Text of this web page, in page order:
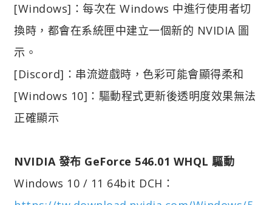
[Windows]：每次在 Windows 中進行使用者切
換時，都會在系統匣中建立一個新的 NVIDIA 圖
示。
[Discord]：串流遊戲時，色彩可能會顯得柔和
[Windows 10]：驅動程式更新後透明度效果無法
正確顯示
NVIDIA 發布 GeForce 546.01 WHQL 驅動
Windows 10 / 11 64bit DCH：